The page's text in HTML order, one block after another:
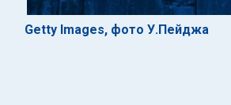
Getty Images, фото У.Пейджа